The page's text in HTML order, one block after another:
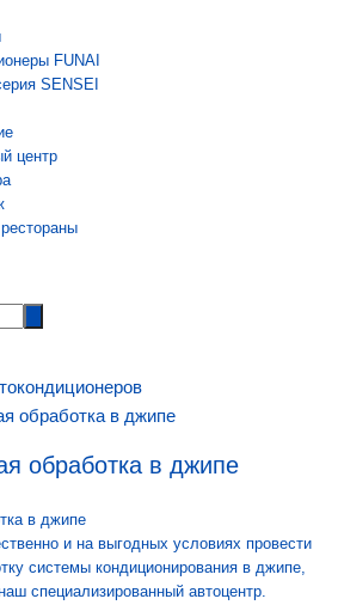
FUNAI
SENSEI
центр
обработка в джипе
обработка в джипе
в джипе
и на выгодных условиях провести
системы кондиционирования в джипе,
специализированный автоцентр.